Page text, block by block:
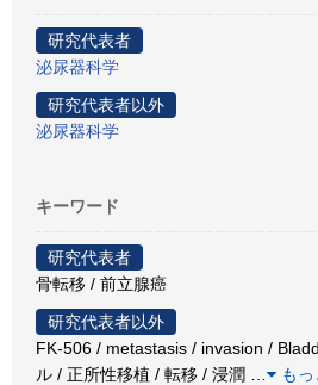
研究代表者
泌尿器科学
研究代表者以外
泌尿器科学
キーワード
研究代表者
骨転移 / 前立腺癌
研究代表者以外
FK-506 / metastasis / invasion /
ル / 正所性移植 / 転移 / 浸潤
も